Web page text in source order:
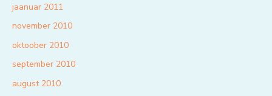
jaanuar 2011
november 2010
oktoober 2010
september 2010
august 2010